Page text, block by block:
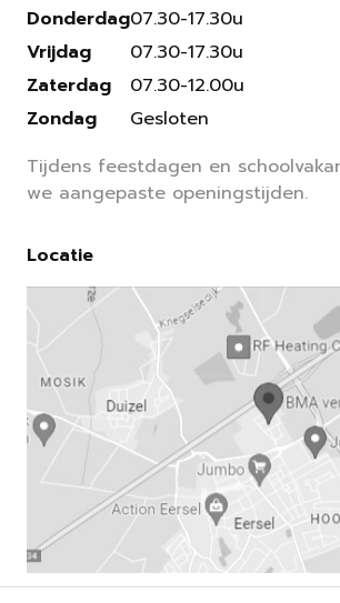
Donderdag
Vrijdag
Zaterdag
Zondag
07.30-17.30u
07.30-17.30u
07.30-12.00u
Gesloten
Tijdens feestdagen en
we aangepaste openingstijden.
Locatie